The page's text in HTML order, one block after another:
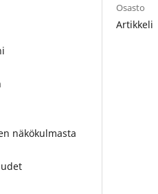
näkökulmasta
Osasto
Artikkeli